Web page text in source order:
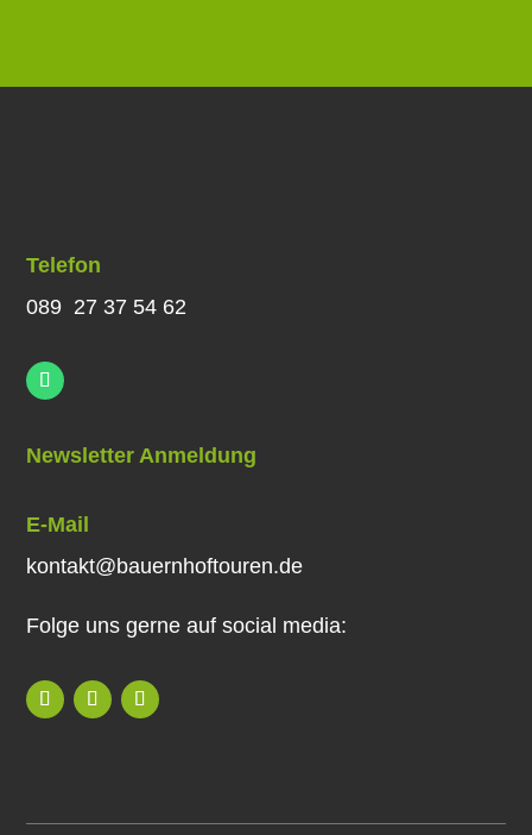
Telefon
089 27 37 54 62
Newsletter Anmeldung
E-Mail
kontakt@bauernhoftouren.de
Folge uns gerne auf social media: